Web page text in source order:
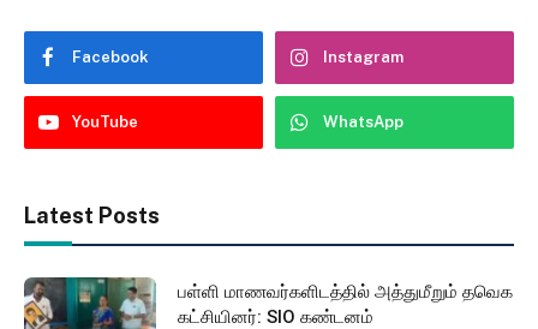
Facebook Instagram
YouTube WhatsApp
Latest Posts
பள்ளி மாணவர்களிடத்தில் அத்துமீறும் தவெக
கட்சியினர்: SIO கண்டனம்